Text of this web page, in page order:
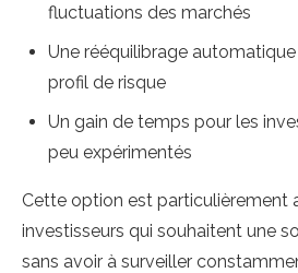
fluctuations des marchés
Une rééquilibrage
profil de risque
Un gain de temps pour les
peu expérimentés
Cette option est particulièrement
investisseurs qui souhaitent une
sans avoir à surveiller